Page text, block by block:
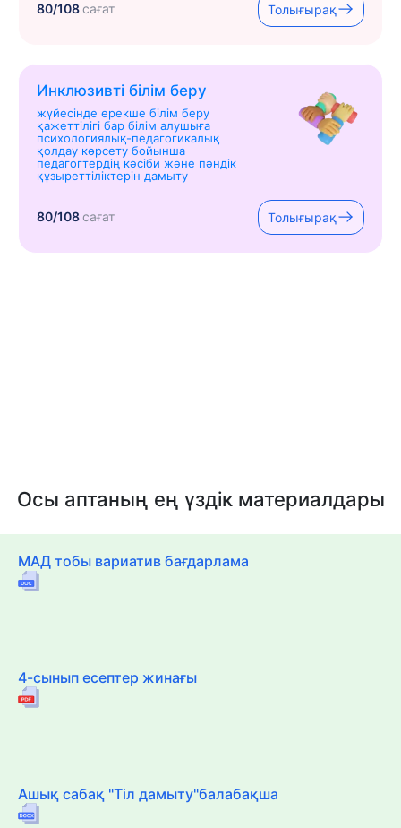
80/108сағат Толығырақ
Инклюзивті білім беру
жүйесінде ерекше білім беру
қажеттілігі бар білім алушыға
психологиялық-педагогикалық
қолдау көрсету бойынша
педагогтердің кәсіби және пәндік
құзыреттіліктерін дамыту
80/108сағат Толығырақ
Осы аптаның ең үздік материалдары
МАД тобы вариатив бағдарлама
4-сынып есептер жинағы
Ашық сабақ "Тіл дамыту"балабақша